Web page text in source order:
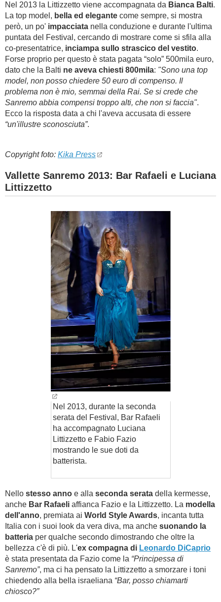
Nel 2013 la Littizzetto viene accompagnata da Bianca Balti.
La top model, bella ed elegante come sempre, si mostra
però, un po' impacciata nella conduzione e durante l'ultima
puntata del Festival, cercando di mostrare come si sfila alla
co-presentatrice, inciampa sullo strascico del vestito.
Forse proprio per questo è stata pagata “solo” 500mila euro,
dato che la Balti ne aveva chiesti 800mila: "Sono una top
model, non posso chiedere 50 euro di compenso. Il
problema non è mio, semmai della Rai. Se si crede che
Sanremo abbia compensi troppo alti, che non si faccia".
Ecco la risposta data a chi l'aveva accusata di essere
“un'illustre sconosciuta”.
Copyright foto: Kika Press
Vallette Sanremo 2013: Bar Rafaeli e Luciana
Littizzetto
Nel 2013, durante la seconda
serata del Festival, Bar Rafaeli
ha accompagnato Luciana
Littizzetto e Fabio Fazio
mostrando le sue doti da
batterista.
Nello stesso anno e alla seconda serata della kermesse,
anche Bar Rafaeli affianca Fazio e la Littizzetto. La modella
dell'anno, premiata ai World Style Awards, incanta tutta
Italia con i suoi look da vera diva, ma anche suonando la
batteria per qualche secondo dimostrando che oltre la
bellezza c'è di più. L'ex compagna di Leonardo DiCaprio
è stata presentata da Fazio come la “Principessa di
Sanremo”, ma ci ha pensato la Littizzetto a smorzare i toni
chiedendo alla bella israeliana “Bar, posso chiamarti
chiosco?”